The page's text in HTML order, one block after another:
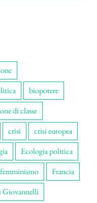
biopotere
di classe
crisi
crisi europea
Ecologia politica
femminismo
Francia
Giovannelli